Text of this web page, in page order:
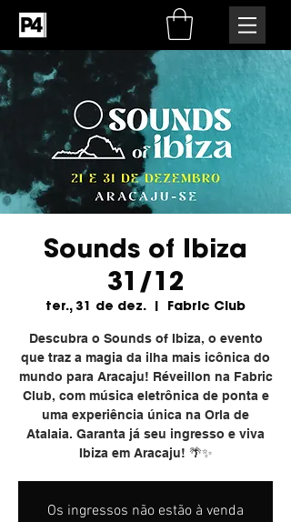
Sounds of Ibiza
31/12
ter., 31 de dez.
  |
Fabric Club
Descubra o Sounds of Ibiza, o evento
que traz a magia da ilha mais icônica do
mundo para Aracaju! Réveillon na Fabric
Club, com música eletrônica de ponta e
uma experiência única na Orla de
Atalaia. Garanta já seu ingresso e viva
Ibiza em Aracaju! 🌴✨
Os ingressos não estão à venda